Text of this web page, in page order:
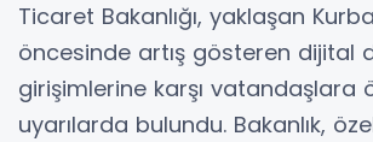
Ticaret Bakanlığı, yaklaşan
öncesinde artış gösteren dijital
girişimlerine karşı vatandaşlara
uyarılarda bulundu. Bakanlık,